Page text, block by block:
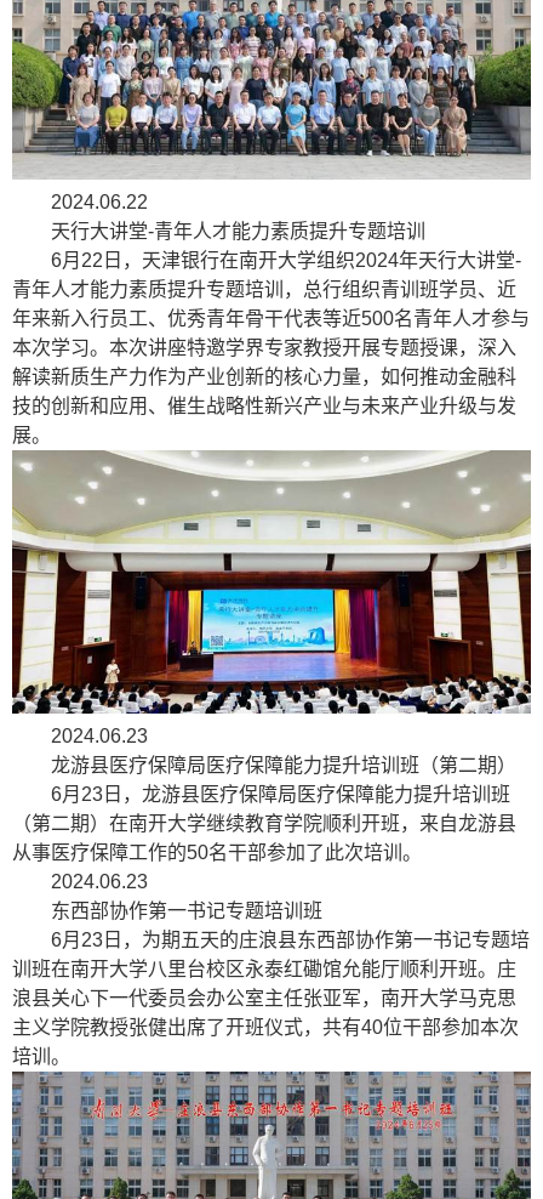
2024.06.22
天行大讲堂-青年人才能力素质提升专题培训
6月22日，天津银行在南开大学组织2024年天行大讲堂-
青年人才能力素质提升专题培训，总行组织青训班学员、近
年来新入行员工、优秀青年骨干代表等近500名青年人才参与
本次学习。本次讲座特邀学界专家教授开展专题授课，深入
解读新质生产力作为产业创新的核心力量，如何推动金融科
技的创新和应用、催生战略性新兴产业与未来产业升级与发
展。
2024.06.23
龙游县医疗保障局医疗保障能力提升培训班（第二期）
6月23日，龙游县医疗保障局医疗保障能力提升培训班
（第二期）在南开大学继续教育学院顺利开班，来自龙游县
从事医疗保障工作的50名干部参加了此次培训。
2024.06.23
东西部协作第一书记专题培训班
6月23日，为期五天的庄浪县东西部协作第一书记专题培
训班在南开大学八里台校区永泰红磡馆允能厅顺利开班。庄
浪县关心下一代委员会办公室主任张亚军，南开大学马克思
主义学院教授张健出席了开班仪式，共有40位干部参加本次
培训。